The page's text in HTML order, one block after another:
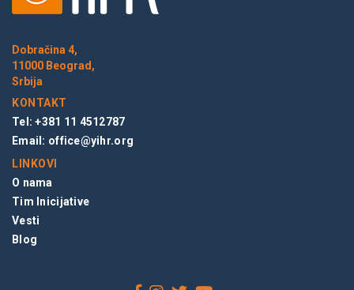
Dobračina 4,
11000 Beograd,
Srbija
KONTAKT
Tel: +381 11 4512787
Email: office@yihr.org
LINKOVI
O nama
Tim Inicijative
Vesti
Blog